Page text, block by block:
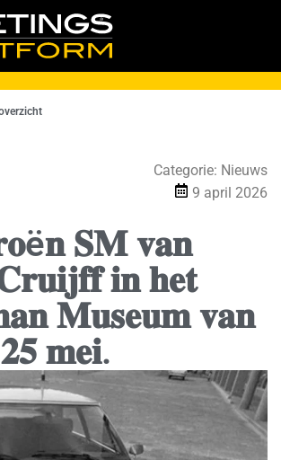
Categorie: Nieuws
9 april 2026
𝐒𝐌 𝐯𝐚𝐧
𝐢𝐧 𝐡𝐞𝐭
𝐌𝐮𝐬𝐞𝐮𝐦 𝐯𝐚𝐧
𝐦𝐞𝐢.